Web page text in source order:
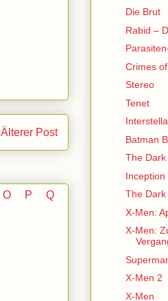
Älterer Post
O
P Q
Die Brut
Rabid –
Crimes
Stereo
Tenet
Batman
The Dark
Inception
The
X-Men:
X-Men:
X-Men 2
X-Men